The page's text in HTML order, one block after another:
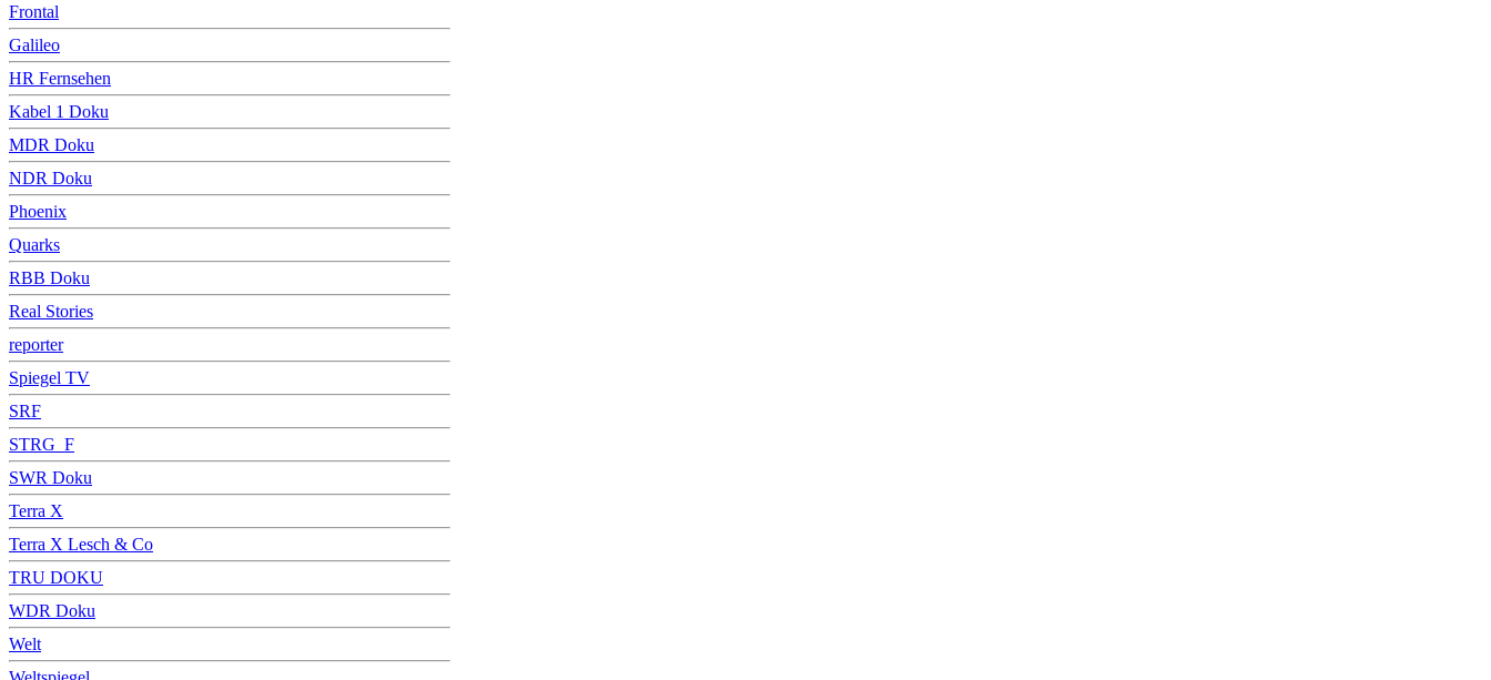
Frontal
Galileo
HR Fernsehen
Kabel 1 Doku
MDR Doku
NDR Doku
Phoenix
Quarks
RBB Doku
Real Stories
reporter
Spiegel TV
SRF
STRG_F
SWR Doku
Terra X
Terra X Lesch & Co
TRU DOKU
WDR Doku
Welt